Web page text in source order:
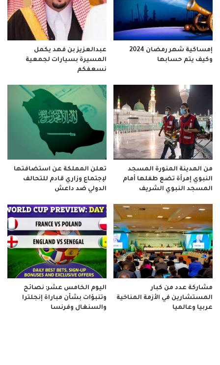
إمساكية شهر رمضان 2024
وكيف يتم حسابها
عبدالعزيز بن فهد يكمل
المسيرة بسيارات لجمعية
نسعفكم
من المدينة المنورة المسجد
النبوي إمرأة تضع طفلها أمام
المسجد النبوي الشريف
تعلن المملكة عن استضافتها
لإجتماع وزاري قادم للتحالف
الدولي ضد داعش
مشاركة عدد من كبار
المستشارين في الأزمة المناخية
عربيا وعالميا
اليوم الخامس عشر: نصائح
وتنبؤات بشأن مباراة إنجلترا
والسنغال وفرنسا